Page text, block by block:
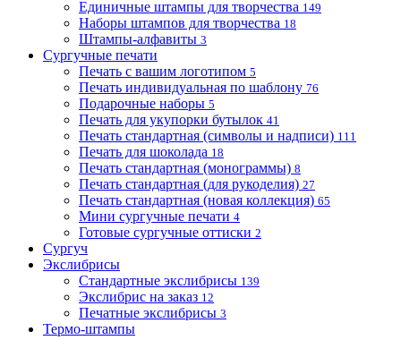
Единичные штампы для творчества 149
Наборы штампов для творчества 18
Штампы-алфавиты 3
Сургучные печати
Печать с вашим логотипом 5
Печать индивидуальная по шаблону 76
Подарочные наборы 5
Печать для укупорки бутылок 41
Печать стандартная (символы и надписи) 111
Печать для шоколада 18
Печать стандартная (монограммы) 8
Печать стандартная (для рукоделия) 27
Печать стандартная (новая коллекция) 65
Мини сургучные печати 4
Готовые сургучные оттиски 2
Сургуч
Экслибрисы
Стандартные экслибрисы 139
Экслибрис на заказ 12
Печатные экслибрисы 3
Термо-штампы